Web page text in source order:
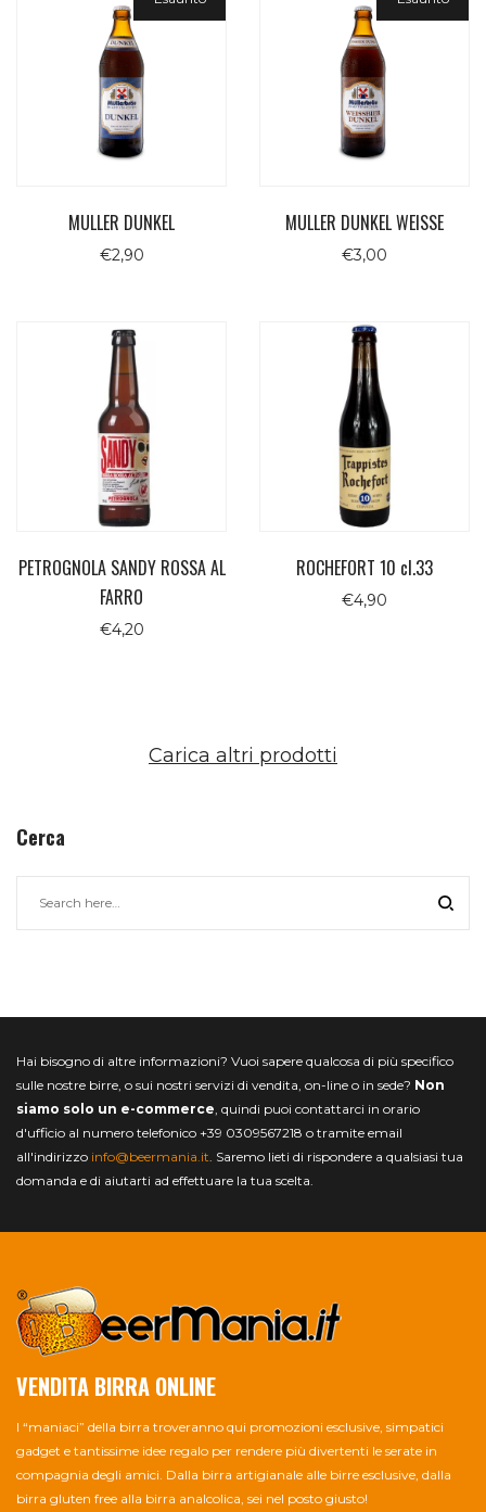
MULLER DUNKEL
€2,90
MULLER DUNKEL WEISSE
€3,00
PETROGNOLA SANDY ROSSA AL
FARRO
€4,20
ROCHEFORT 10 cl.33
€4,90
Carica altri prodotti
Cerca
Hai bisogno di altre informazioni? Vuoi sapere qualcosa di più specifico
sulle nostre birre, o sui nostri servizi di vendita, on-line o in sede? Non
siamo solo un e-commerce, quindi puoi contattarci in orario
d'ufficio al numero telefonico +39 0309567218 o tramite email
all'indirizzo info@beermania.it. Saremo lieti di rispondere a qualsiasi tua
domanda e di aiutarti ad effettuare la tua scelta.
VENDITA BIRRA ONLINE
I “maniaci” della birra troveranno qui promozioni esclusive, simpatici
gadget e tantissime idee regalo per rendere più divertenti le serate in
compagnia degli amici. Dalla birra artigianale alle birre esclusive, dalla
birra gluten free alla birra analcolica, sei nel posto giusto!